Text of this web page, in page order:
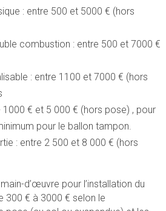
: entre 500 et 5000 € (hors
combustion : entre 500 et 7000 €
: entre 1100 et 7000 € (hors
1000 € et 5 000 € (hors pose) , pour
pour le ballon tampon.
: entre 2 500 et 8 000 € (hors
d’œuvre pour l’installation du
300 € à 3000 € selon le